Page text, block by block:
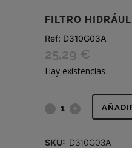
FILTRO
Ref: D310G03A
25,29 €
Hay existencias
FILTRO
SKU: D310G03A